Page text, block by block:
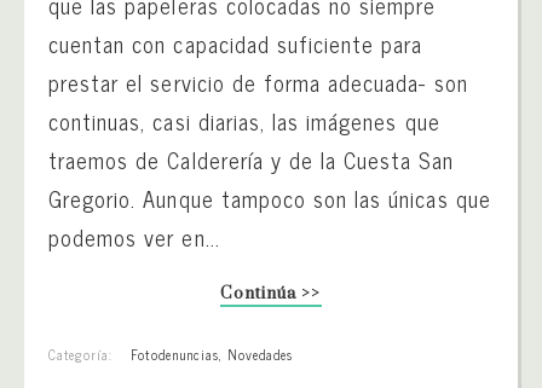
cuentan con capacidad suficiente para
prestar el servicio de forma adecuada- son
continuas, casi diarias, las imágenes que
traemos de Calderería y de la Cuesta San
Gregorio. Aunque tampoco son las únicas que
podemos ver en...
Continúa >>
Categoría: Fotodenuncias, Novedades